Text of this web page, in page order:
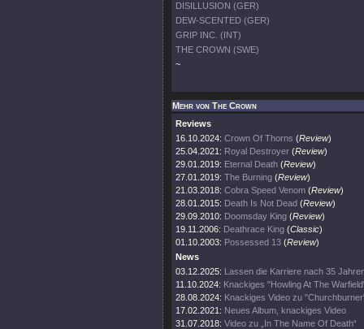
DISILLUSION (GER)
DEW-SCENTED (GER)
GRIP INC. (INT)
THE CROWN (SWE)
~
Mehr von The Crown
Reviews
16.10.2024: Crown Of Thorns (Review)
25.04.2021: Royal Destroyer (Review)
29.01.2019: Eternal Death (Review)
27.01.2019: The Burning (Review)
21.03.2018: Cobra Speed Venom (Review)
28.01.2015: Death Is Not Dead (Review)
29.09.2010: Doomsday King (Review)
19.11.2006: Deathrace King (Classic)
01.10.2003: Possessed 13 (Review)
News
03.12.2025: Lassen die Karriere nach 35
11.10.2024: Knackiges "Howling At The
28.08.2024: Knackiges Video zu
17.02.2021: Neues Album, knackiges Video
31.07.2018: Video zu „In The Name Of Death“